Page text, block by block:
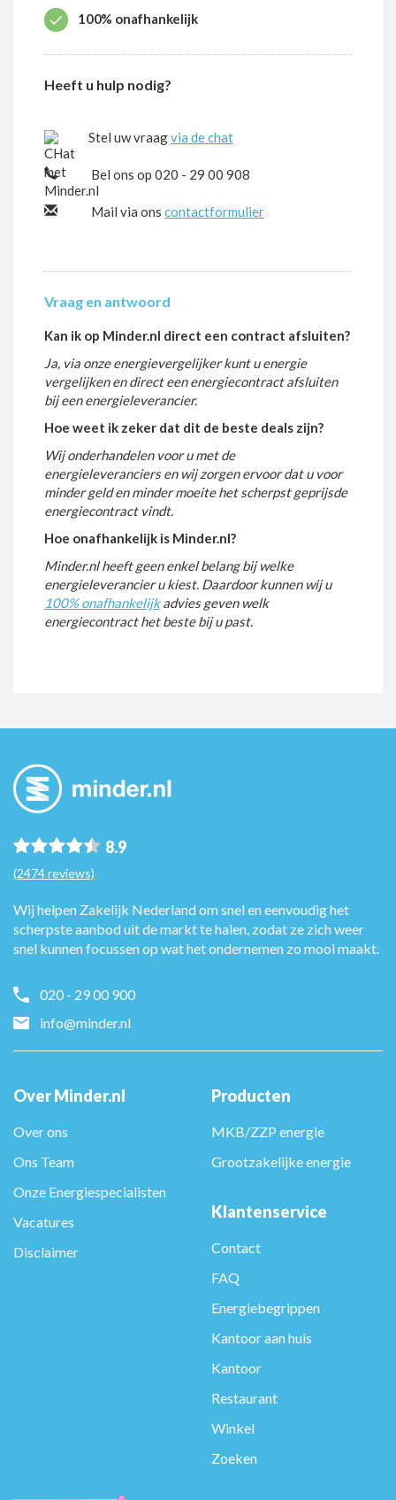
100% onafhankelijk
Heeft u hulp nodig?
Stel uw vraagvia de chat
Bel ons op 020 - 29 00 908
Mail via ons contactformulier
Vraag en antwoord
Kan ik op Minder.nl direct een contract afsluiten?
Ja, via onze energievergelijker kunt u energie
vergelijken en direct een energiecontract afsluiten
bij een energieleverancier.
Hoe weet ik zeker dat dit de beste deals zijn?
Wij onderhandelen voor u met de
energieleveranciers en wij zorgen ervoor dat u voor
minder geld en minder moeite het scherpst geprijsde
energiecontract vindt.
Hoe onafhankelijk is Minder.nl?
Minder.nl heeft geen enkel belang bij welke
energieleverancier u kiest. Daardoor kunnen wij u
100% onafhankelijkadvies geven welk
energiecontract het beste bij u past.
8.9
(2474 reviews)
Wij helpen Zakelijk Nederland om snel en eenvoudig het
scherpste aanbod uit de markt te halen, zodat ze zich weer
snel kunnen focussen op wat het ondernemen zo mooi maakt.
020 - 29 00 900
info@minder.nl
Over Minder.nl
Over ons
Ons Team
Onze Energiespecialisten
Vacatures
Disclaimer
Producten
MKB/ZZP energie
Grootzakelijke energie
Klantenservice
Contact
FAQ
Energiebegrippen
Kantoor aan huis
Kantoor
Restaurant
Winkel
Zoeken